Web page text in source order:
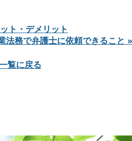
ト・デメリット
法務で弁護士に依頼できること »
覧に戻る